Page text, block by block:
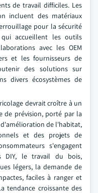
de travail difficiles. Les
incluent des matériaux
pour la sécurité
accueillent les outils
avec les OEM
et les fournisseurs de
des solutions sur
divers écosystèmes de
devrait croître à un
de prévision, porté par la
de l'habitat,
et des projets de
s'engagent
DIY, le travail du bois,
légers, la demande de
faciles à ranger et
tendance croissante des